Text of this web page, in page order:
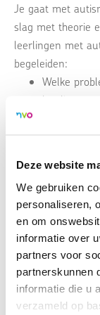
Deze website
We gebruiken
personaliseren,
en om
informatie over
partners voor
partnerskunnen
informatie die u
verzameld op
Je gaat met
slag met theorie
leerlingen met
begeleiden:
Welke
leerlingen
autisme?
Locatie:
La Vie Meeting
St. Jacobsstraat